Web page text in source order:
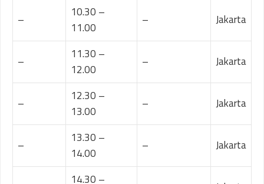
–
10.30 –
11.00
– Jakarta
–
11.30 –
12.00
– Jakarta
–
12.30 –
13.00
– Jakarta
–
13.30 –
14.00
– Jakarta
14.30 –